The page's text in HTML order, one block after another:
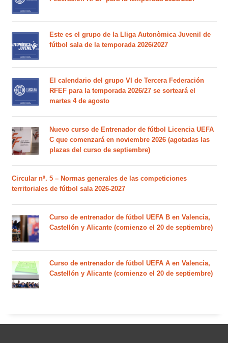
Este es el grupo de la Lliga Autonòmica Juvenil de
fútbol sala de la temporada 2026/2027
El calendario del grupo VI de Tercera Federación
RFEF para la temporada 2026/27 se sorteará el
martes 4 de agosto
Nuevo curso de Entrenador de fútbol Licencia UEFA
C que comenzará en noviembre 2026 (agotadas las
plazas del curso de septiembre)
Circular nº. 5 – Normas generales de las competiciones
territoriales de fútbol sala 2026-2027
Curso de entrenador de fútbol UEFA B en Valencia,
Castellón y Alicante (comienzo el 20 de septiembre)
Curso de entrenador de fútbol UEFA A en Valencia,
Castellón y Alicante (comienzo el 20 de septiembre)